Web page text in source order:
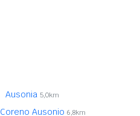
Ausonia 5,0km
Coreno Ausonio 6,8km